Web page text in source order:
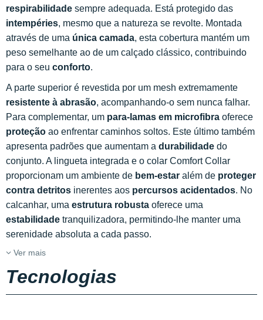
respirabilidade sempre adequada. Está protegido das
intempéries, mesmo que a natureza se revolte. Montada
através de uma única camada, esta cobertura mantém um
peso semelhante ao de um calçado clássico, contribuindo
para o seu conforto.
A parte superior é revestida por um mesh extremamente
resistente à abrasão, acompanhando-o sem nunca falhar.
Para complementar, um para-lamas em microfibra oferece
proteção ao enfrentar caminhos soltos. Este último também
apresenta padrões que aumentam a durabilidade do
conjunto. A lingueta integrada e o colar Comfort Collar
proporcionam um ambiente de bem-estar além de proteger
contra detritos inerentes aos percursos acidentados. No
calcanhar, uma estrutura robusta oferece uma
estabilidade tranquilizadora, permitindo-lhe manter uma
serenidade absoluta a cada passo.
Ver mais
Tecnologias